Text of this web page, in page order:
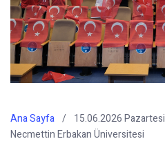
Ana Sayfa
15.06.2026 Pazartesi
Necmettin Erbakan Üniversitesi